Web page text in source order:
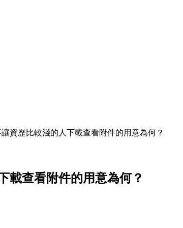
讓資歷比較淺的人下載查看附件的用意為何？
載查看附件的用意為何？